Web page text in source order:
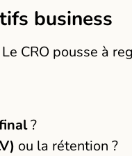
business
Le CRO pousse à
?
ou la rétention ?